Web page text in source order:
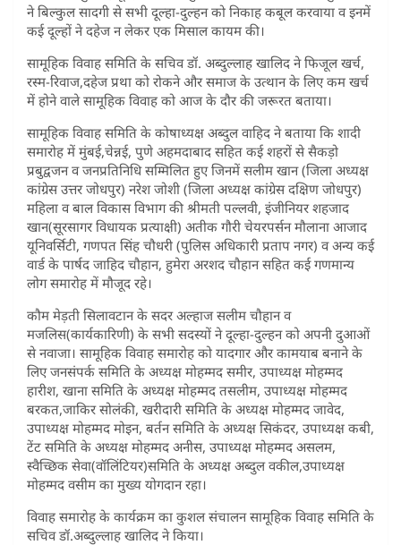
ने बिल्कुल सादगी से सभी दूल्हा-दुल्हन को निकाह कबूल करवाया व इनमें
कई दूल्हों ने दहेज न लेकर एक मिसाल कायम की।
सामूहिक विवाह समिति के सचिव डॉ. अब्दुल्लाह खालिद ने फिजूल खर्च,
रस्म-रिवाज,दहेज प्रथा को रोकने और समाज के उत्थान के लिए कम खर्च
में होने वाले सामूहिक विवाह को आज के दौर की जरूरत बताया।
सामूहिक विवाह समिति के कोषाध्यक्ष अब्दुल वाहिद ने बताया कि शादी
समारोह में मुंबई,चेन्नई, पुणे अहमदाबाद सहित कई शहरों से सैकड़ो
प्रबुद्वजन व जनप्रतिनिधि सम्मिलित हुए जिनमें सलीम खान (जिला अध्यक्ष
कांग्रेस उत्तर जोधपुर) नरेश जोशी (जिला अध्यक्ष कांग्रेस दक्षिण जोधपुर)
महिला व बाल विकास विभाग की श्रीमती पल्लवी, इंजीनियर शहजाद
खान(सूरसागर विधायक प्रत्याक्षी) अतीक गौरी चेयरपर्सन मौलाना आजाद
यूनिवर्सिटी, गणपत सिंह चौधरी (पुलिस अधिकारी प्रताप नगर) व अन्य कई
वार्ड के पार्षद जाहिद चौहान, हुमेरा अरशद चौहान सहित कई गणमान्य
लोग समारोह में मौजूद रहे।
कौम मेड़ती सिलावटान के सदर अल्हाज सलीम चौहान व
मजलिस(कार्यकारिणी) के सभी सदस्यों ने दूल्हा-दुल्हन को अपनी दुआओं
से नवाजा। सामूहिक विवाह समारोह को यादगार और कामयाब बनाने के
लिए जनसंपर्क समिति के अध्यक्ष मोहम्मद समीर, उपाध्यक्ष मोहम्मद
हारीश, खाना समिति के अध्यक्ष मोहम्मद तसलीम, उपाध्यक्ष मोहम्मद
बरकत,जाकिर सोलंकी, खरीदारी समिति के अध्यक्ष मोहम्मद जावेद,
उपाध्यक्ष मोहम्मद मोइन, बर्तन समिति के अध्यक्ष सिकंदर, उपाध्यक्ष कबी,
टेंट समिति के अध्यक्ष मोहम्मद अनीस, उपाध्यक्ष मोहम्मद असलम,
स्वैच्छिक सेवा(वॉलिंटियर)समिति के अध्यक्ष अब्दुल वकील,उपाध्यक्ष
मोहम्मद वसीम का मुख्य योगदान रहा।
विवाह समारोह के कार्यक्रम का कुशल संचालन सामूहिक विवाह समिति के
सचिव डॉ.अब्दुल्लाह खालिद ने किया।